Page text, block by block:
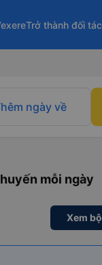
Trở thành đối tác
ngày về
mỗi ngày
Xem